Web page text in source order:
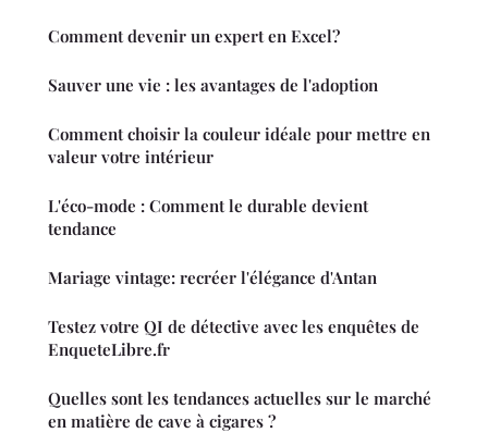
Comment devenir un expert en Excel?
Sauver une vie : les avantages de l'adoption
Comment choisir la couleur idéale pour mettre en
valeur votre intérieur
L'éco-mode : Comment le durable devient
tendance
Mariage vintage: recréer l'élégance d'Antan
Testez votre QI de détective avec les enquêtes de
EnqueteLibre.fr
Quelles sont les tendances actuelles sur le marché
en matière de cave à cigares ?